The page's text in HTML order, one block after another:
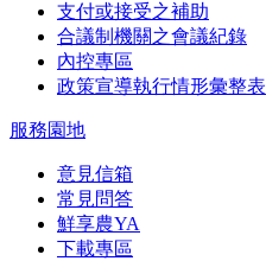
支付或接受之補助
合議制機關之會議紀錄
內控專區
政策宣導執行情形彙整表
服務園地
意見信箱
常見問答
鮮享農YA
下載專區